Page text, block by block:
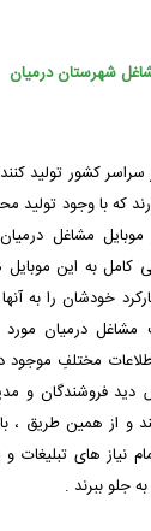
شهرستان درمیان
کشور تولید
که با وجود تولید
موبایل مشاغل
به این
خودشان را به
مشاغل درمیان
مختلفِ
فروشندگان و
و از همین طریق ،
نیاز های تبلیغات
جلو ببرند .